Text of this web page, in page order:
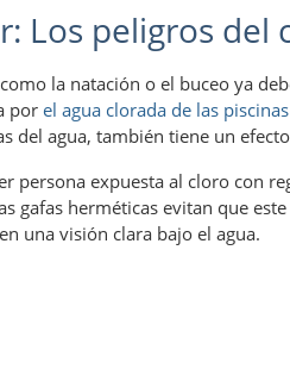
Los peligros del
la natación o el buceo ya
porel agua clorada de las piscinas
del agua, también tiene un
persona expuesta al cloro con
gafas herméticas evitan que
una visión clara bajo el agua.